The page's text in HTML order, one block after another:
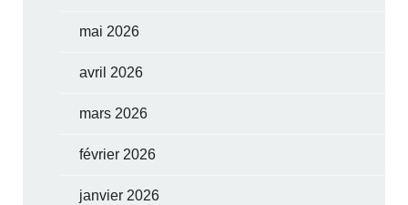
mai 2026
avril 2026
mars 2026
février 2026
janvier 2026